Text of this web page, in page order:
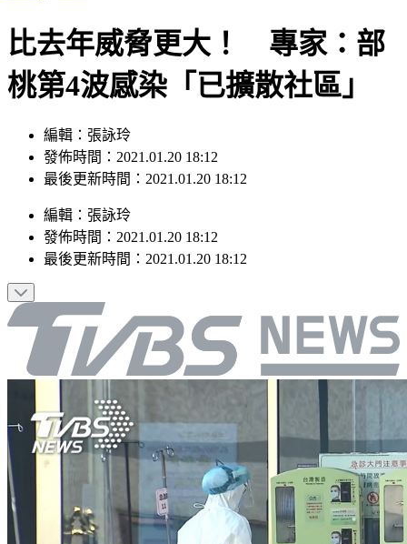
比去年威脅更大！ 專家：部
桃第4波感染「已擴散社區」
編輯：張詠玲
發佈時間：2021.01.20 18:12
編輯：張詠玲
發佈時間：2021.01.20 18:12